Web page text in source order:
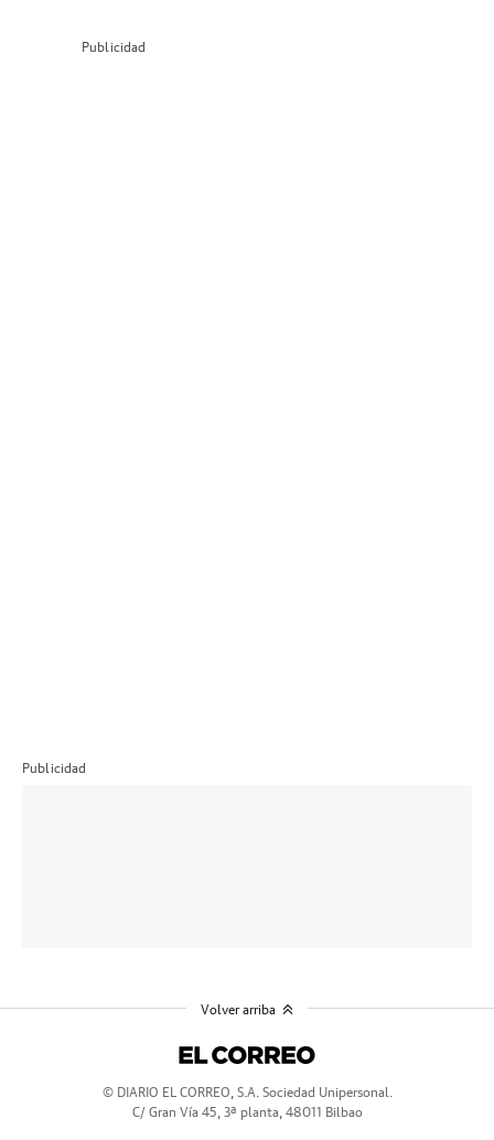
Publicidad
Publicidad
© DIARIO EL CORREO, S.A. Sociedad Unipersonal.
C/ Gran Vía 45, 3ª planta, 48011 Bilbao
Volver arriba